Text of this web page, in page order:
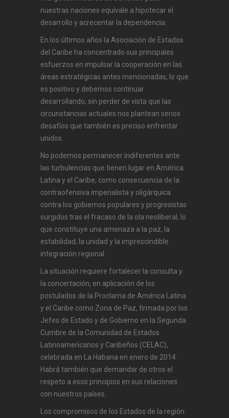
nuestras naciones equivale a hipotecar el
desarrollo y acrecentar la dependencia.
En los últimos años la Asociación de Estados
del Caribe ha concentrado sus principales
esfuerzos en impulsar la cooperación en las
áreas estratégicas antes mencionadas, lo que
es positivo y debemos continuar
desarrollando, sin perder de vista que las
circunstancias actuales nos plantean serios
desafíos que también es preciso enfrentar
unidos.
No podemos permanecer indiferentes ante
las turbulencias que tienen lugar en América
Latina y el Caribe, como consecuencia de la
contraofensiva imperialista y oligárquica
contra los gobiernos populares y progresistas
surgidos tras el fracaso de la ola neoliberal, lo
que constituye una amenaza a la paz, la
estabilidad, la unidad y la imprescindible
integración regional.
La situación requiere fortalecer la consulta y
la concertación, en aplicación de los
postulados de la Proclama de América Latina
y el Caribe como Zona de Paz, firmada por los
Jefes de Estado y de Gobierno en la Segunda
Cumbre de la Comunidad de Estados
Latinoamericanos y Caribeños (CELAC),
celebrada en La Habana en enero de 2014.
Habrá también que demandar de otros el
respeto a esos principios en sus relaciones
con nuestros países.
Los compromisos de los Estados de la región